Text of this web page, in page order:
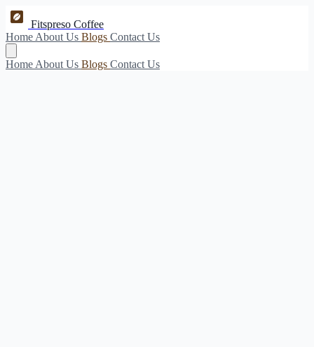
Fitspreso Coffee
Home About Us Blogs Contact Us
Home About Us Blogs Contact Us